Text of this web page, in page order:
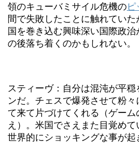
領のキューバミサイル危機の
間で失敗したことに触れてい
国を巻き込む興味深い国際政
の後落ち着くのかもしれない。
スティーヴ：自分は混沌が平
ンだ。チェスで爆発させて粉
て来て片づけてくれる（ゲーム
え）。米国でさえまた目覚めて
世界的にショッキングな事が